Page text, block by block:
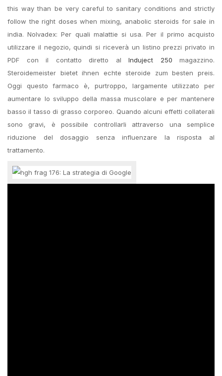
this way than be very careful to sanitary conditions and strictly
follow the right doses when mixing, anabolic steroids for sale in
india. Nolvadex: Per quali malattie si usa. Per il primo acquisto
utilizzare il negozio, quindi si riceverà un listino prezzi privato in
PDF con il contatto diretto al Induject 250 magazzino.
Steroidemeister bietet ihnen echte steroide zum besten preis.
Oggi questo farmaco è, purtroppo, largamente utilizzato per
aumentare lo sviluppo della massa muscolare e per mantenere
basso il tasso di grasso corporeo. Quando alcuni effetti collaterali
sono gravi, è possibile controllarli attraverso una semplice
riduzione del dosaggio senza influenzare la risposta al
trattamento.